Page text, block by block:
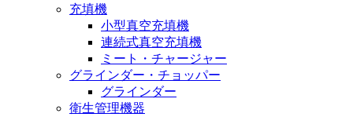
充填機
小型真空充填機
連続式真空充填機
ミート・チャージャー
グラインダー・チョッパー
グラインダー
衛生管理機器